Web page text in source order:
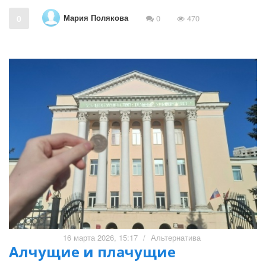
0 Мария Полякова 0 470
16 марта 2026, 15:17 / Альтернатива
Алчущие и плачущие